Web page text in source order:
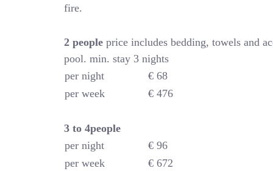
fire.
2 peopleprice includes bedding, towels and
pool. min. stay 3 nights
per night
€ 68
per week
€ 476
3 to 4people
per night
€ 96
per week
€ 672